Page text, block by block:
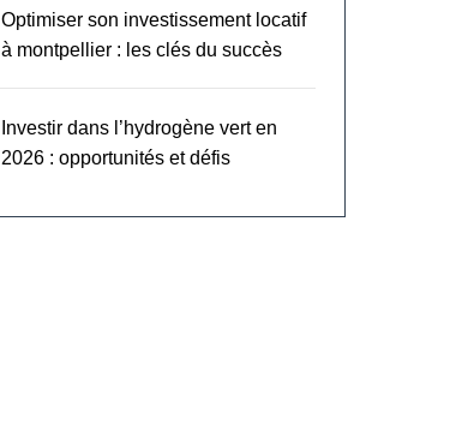
Optimiser son investissement locatif
à montpellier : les clés du succès
Investir dans l’hydrogène vert en
2026 : opportunités et défis